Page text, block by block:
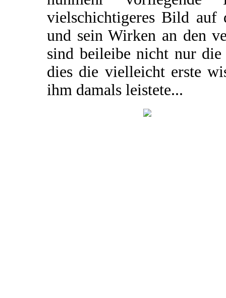
vielschichtigeres Bild auf
und sein Wirken an den
sind beileibe nicht nur
dies die vielleicht erste
ihm damals leistete...